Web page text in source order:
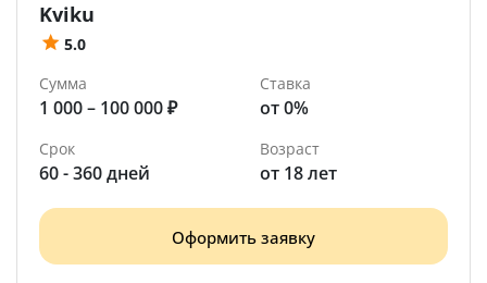
Kviku
5.0
Сумма
1 000 – 100 000 ₽
Ставка
от 0%
Срок
60 - 360 дней
Возраст
от 18 лет
Оформить заявку